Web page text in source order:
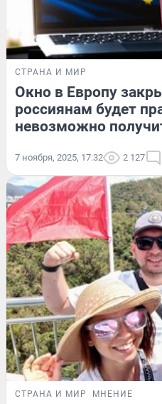
СТРАНА И МИР
Окно в Европу
россиянам будет
невозможно
7 ноября, 2025, 17:32 2 127
СТРАНА И МИР МНЕНИЕ